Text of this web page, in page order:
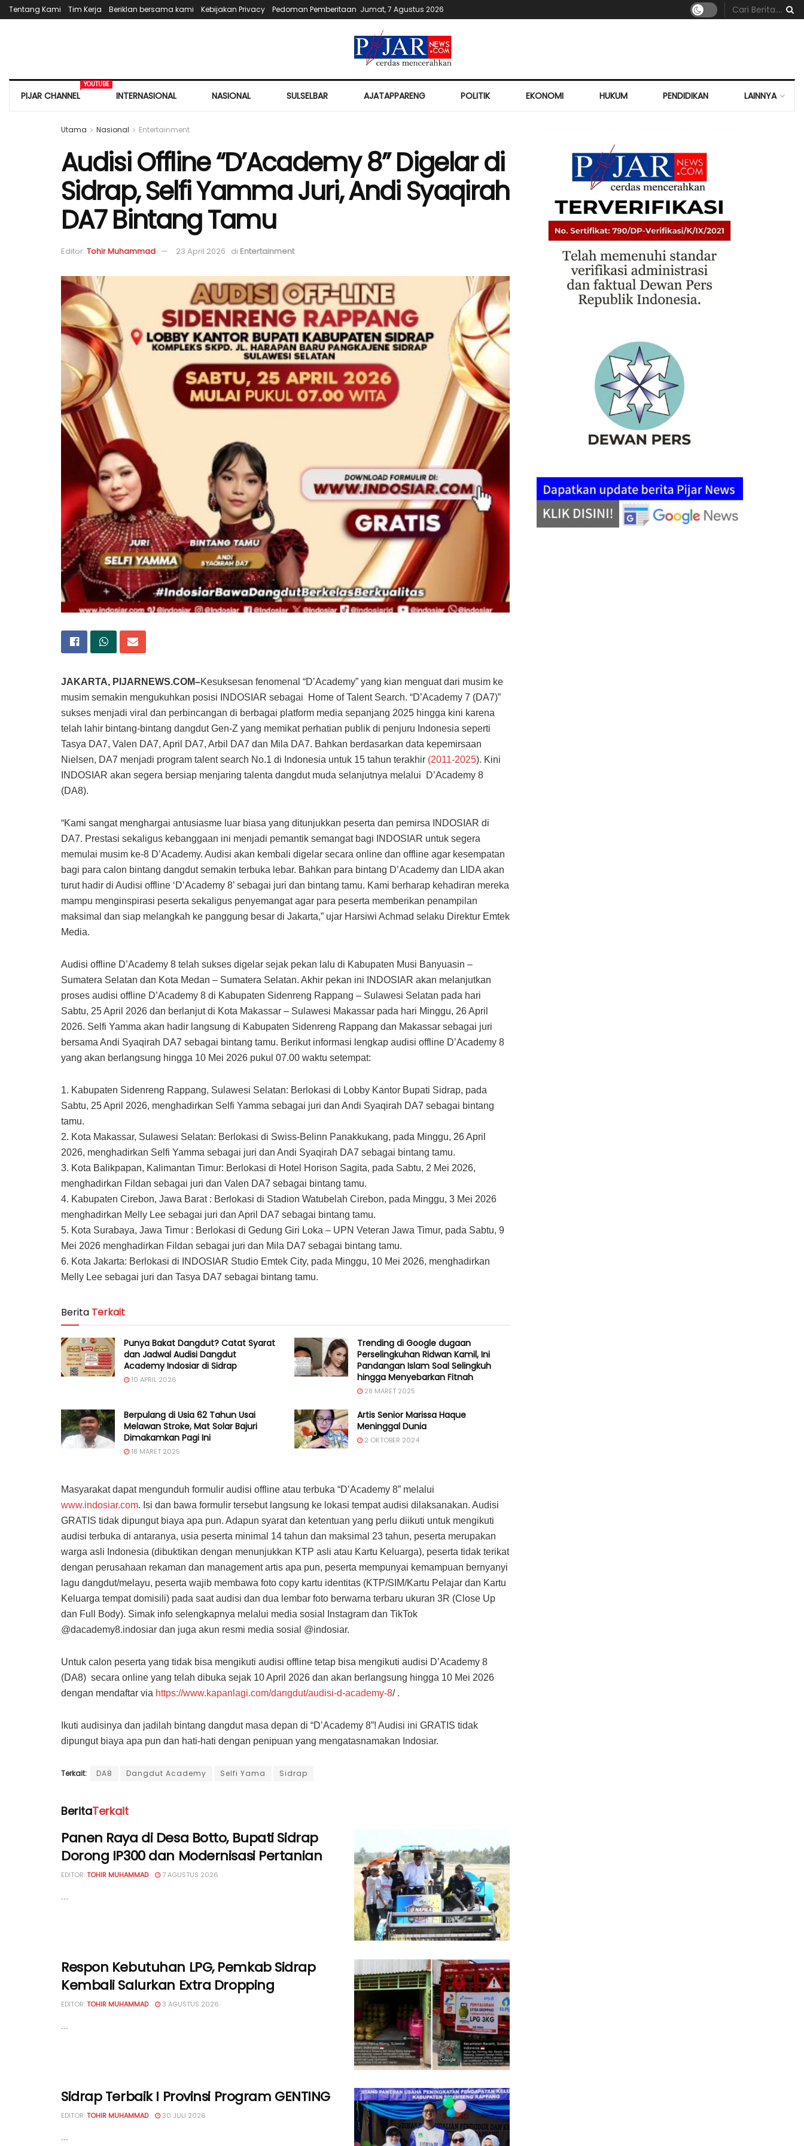
Tentang Kami Tim Kerja Beriklan bersama kami Kebijakan Privacy Pedoman Pemberitaan Jumat, 7 Agustus 2026
PIJAR CHANNEL
YOUTUBE
INTERNASIONAL NASIONAL SULSELBAR AJATAPPARENG POLITIK EKONOMI HUKUM PENDIDIKAN LAINNYA
Utama Nasional Entertainment
Audisi Offline “D’Academy 8” Digelar di
Sidrap, Selfi Yamma Juri, Andi Syaqirah
DA7 Bintang Tamu
Editor: Tohir Muhammad 23 April 2026 di Entertainment
JAKARTA, PIJARNEWS.COM–Kesuksesan fenomenal “D’Academy” yang kian menguat dari musim ke
musim semakin mengukuhkan posisi INDOSIAR sebagai Home of Talent Search. “D’Academy 7 (DA7)”
sukses menjadi viral dan perbincangan di berbagai platform media sepanjang 2025 hingga kini karena
telah lahir bintang-bintang dangdut Gen-Z yang memikat perhatian publik di penjuru Indonesia seperti
Tasya DA7, Valen DA7, April DA7, Arbil DA7 dan Mila DA7. Bahkan berdasarkan data kepemirsaan
Nielsen, DA7 menjadi program talent search No.1 di Indonesia untuk 15 tahun terakhir (2011-2025). Kini
INDOSIAR akan segera bersiap menjaring talenta dangdut muda selanjutnya melalui D’Academy 8
(DA8).
“Kami sangat menghargai antusiasme luar biasa yang ditunjukkan peserta dan pemirsa INDOSIAR di
DA7. Prestasi sekaligus kebanggaan ini menjadi pemantik semangat bagi INDOSIAR untuk segera
memulai musim ke-8 D’Academy. Audisi akan kembali digelar secara online dan offline agar kesempatan
bagi para calon bintang dangdut semakin terbuka lebar. Bahkan para bintang D’Academy dan LIDA akan
turut hadir di Audisi offline ‘D’Academy 8’ sebagai juri dan bintang tamu. Kami berharap kehadiran mereka
mampu menginspirasi peserta sekaligus penyemangat agar para peserta memberikan penampilan
maksimal dan siap melangkah ke panggung besar di Jakarta,” ujar Harsiwi Achmad selaku Direktur Emtek
Media.
Audisi offline D’Academy 8 telah sukses digelar sejak pekan lalu di Kabupaten Musi Banyuasin –
Sumatera Selatan dan Kota Medan – Sumatera Selatan. Akhir pekan ini INDOSIAR akan melanjutkan
proses audisi offline D’Academy 8 di Kabupaten Sidenreng Rappang – Sulawesi Selatan pada hari
Sabtu, 25 April 2026 dan berlanjut di Kota Makassar – Sulawesi Makassar pada hari Minggu, 26 April
2026. Selfi Yamma akan hadir langsung di Kabupaten Sidenreng Rappang dan Makassar sebagai juri
bersama Andi Syaqirah DA7 sebagai bintang tamu. Berikut informasi lengkap audisi offline D’Academy 8
yang akan berlangsung hingga 10 Mei 2026 pukul 07.00 waktu setempat:
1. Kabupaten Sidenreng Rappang, Sulawesi Selatan: Berlokasi di Lobby Kantor Bupati Sidrap, pada
Sabtu, 25 April 2026, menghadirkan Selfi Yamma sebagai juri dan Andi Syaqirah DA7 sebagai bintang
tamu.
2. Kota Makassar, Sulawesi Selatan: Berlokasi di Swiss-Belinn Panakkukang, pada Minggu, 26 April
2026, menghadirkan Selfi Yamma sebagai juri dan Andi Syaqirah DA7 sebagai bintang tamu.
3. Kota Balikpapan, Kalimantan Timur: Berlokasi di Hotel Horison Sagita, pada Sabtu, 2 Mei 2026,
menghadirkan Fildan sebagai juri dan Valen DA7 sebagai bintang tamu.
4. Kabupaten Cirebon, Jawa Barat : Berlokasi di Stadion Watubelah Cirebon, pada Minggu, 3 Mei 2026
menghadirkan Melly Lee sebagai juri dan April DA7 sebagai bintang tamu.
5. Kota Surabaya, Jawa Timur : Berlokasi di Gedung Giri Loka – UPN Veteran Jawa Timur, pada Sabtu, 9
Mei 2026 menghadirkan Fildan sebagai juri dan Mila DA7 sebagai bintang tamu.
6. Kota Jakarta: Berlokasi di INDOSIAR Studio Emtek City, pada Minggu, 10 Mei 2026, menghadirkan
Melly Lee sebagai juri dan Tasya DA7 sebagai bintang tamu.
Berita Terkait
Punya Bakat Dangdut? Catat Syarat
dan Jadwal Audisi Dangdut
Academy Indosiar di Sidrap
10 APRIL 2026
Trending di Google dugaan
Perselingkuhan Ridwan Kamil, Ini
Pandangan Islam Soal Selingkuh
hingga Menyebarkan Fitnah
28 MARET 2025
Berpulang di Usia 62 Tahun Usai
Melawan Stroke, Mat Solar Bajuri
Dimakamkan Pagi Ini
18 MARET 2025
Artis Senior Marissa Haque
Meninggal Dunia
2 OKTOBER 2024
Masyarakat dapat mengunduh formulir audisi offline atau terbuka “D’Academy 8” melalui
www.indosiar.com. Isi dan bawa formulir tersebut langsung ke lokasi tempat audisi dilaksanakan. Audisi
GRATIS tidak dipungut biaya apa pun. Adapun syarat dan ketentuan yang perlu diikuti untuk mengikuti
audisi terbuka di antaranya, usia peserta minimal 14 tahun dan maksimal 23 tahun, peserta merupakan
warga asli Indonesia (dibuktikan dengan menunjukkan KTP asli atau Kartu Keluarga), peserta tidak terikat
dengan perusahaan rekaman dan management artis apa pun, peserta mempunyai kemampuan bernyanyi
lagu dangdut/melayu, peserta wajib membawa foto copy kartu identitas (KTP/SIM/Kartu Pelajar dan Kartu
Keluarga tempat domisili) pada saat audisi dan dua lembar foto berwarna terbaru ukuran 3R (Close Up
dan Full Body). Simak info selengkapnya melalui media sosial Instagram dan TikTok
@dacademy8.indosiar dan juga akun resmi media sosial @indosiar.
Untuk calon peserta yang tidak bisa mengikuti audisi offline tetap bisa mengikuti audisi D’Academy 8
(DA8) secara online yang telah dibuka sejak 10 April 2026 dan akan berlangsung hingga 10 Mei 2026
dengan mendaftar via https://www.kapanlagi.com/dangdut/audisi-d-academy-8/ .
Ikuti audisinya dan jadilah bintang dangdut masa depan di “D’Academy 8”! Audisi ini GRATIS tidak
dipungut biaya apa pun dan hati-hati dengan penipuan yang mengatasnamakan Indosiar.
Terkait: DA8 Dangdut Academy Selfi Yama Sidrap
BeritaTerkait
Panen Raya di Desa Botto, Bupati Sidrap
Dorong IP300 dan Modernisasi Pertanian
EDITOR:TOHIR MUHAMMAD 7 AGUSTUS 2026
...
Respon Kebutuhan LPG, Pemkab Sidrap
Kembali Salurkan Extra Dropping
EDITOR:TOHIR MUHAMMAD 3 AGUSTUS 2026
Sidrap Terbaik I Provinsi Program GENTING
EDITOR:TOHIR MUHAMMAD 30 JULI 2026